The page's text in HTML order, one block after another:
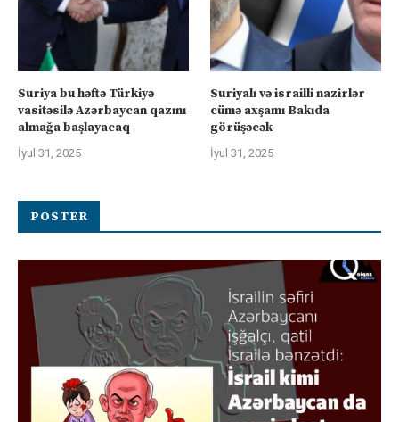
Suriya bu həftə Türkiyə
vasitəsilə Azərbaycan qazını
almağa başlayacaq
İyul 31, 2025
Suriyalı və israilli nazirlər
cümə axşamı Bakıda
görüşəcək
İyul 31, 2025
POSTER